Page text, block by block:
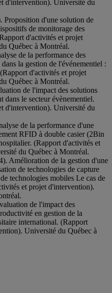
d'intervention). Université du
Proposition d'une solution de
de monitorage des
d'activités et projet
Québec à Montréal.
de la performance des
la gestion de l'événementiel :
d'activités et projet
Québec à Montréal.
de l'impact des solutions
le secteur évènementiel.
d'intervention). Université du
de la performance d'une
RFID à double casier (2Bin
(Rapport d'activités et
du Québec à Montréal.
Amélioration de la gestion d'une
de technologies de capture
technologies mobiles Le cas de
et projet d'intervention).
de l'impact des
en gestion de la
international. (Rapport
Université du Québec à